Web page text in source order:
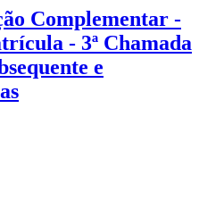
Complementar -
- 3ª Chamada
e